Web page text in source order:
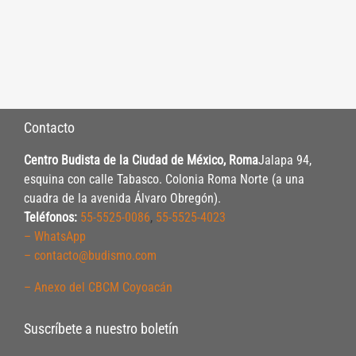
Contacto
Centro Budista de la Ciudad de México, RomaJalapa 94,
esquina con calle Tabasco. Colonia Roma Norte (a una
cuadra de la avenida Álvaro Obregón).
Teléfonos: 55-5525-0086, 55-5525-4023
– WhatsApp
– contacto@budismo.com
– Anexo del CBCM Coyoacán
Suscríbete a nuestro boletín